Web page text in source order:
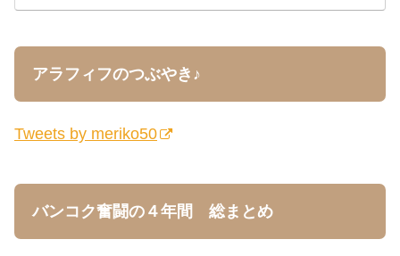
アラフィフのつぶやき♪
Tweets by meriko50
バンコク奮闘の４年間 総まとめ